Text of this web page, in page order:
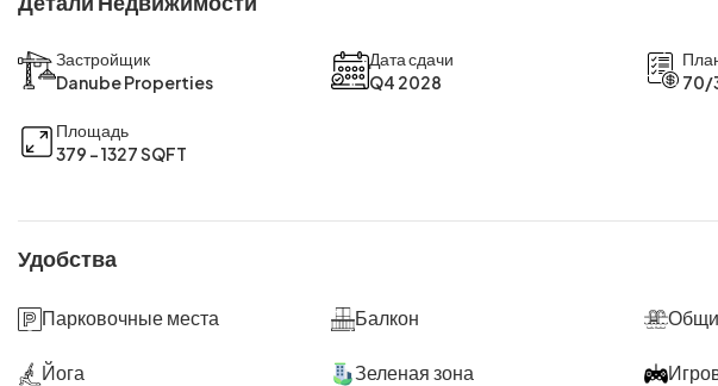
Застройщик
Danube Properties
Дата сдачи
Q4 2028
70/
Площадь
379 - 1327 SQFT
Удобства
Парковочные места Балкон
Йога Зеленая зона